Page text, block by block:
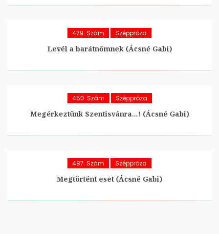
479. Szám Széppróza
Levél a barátnőmnek (Ácsné Gabi)
450. Szám Széppróza
Megérkeztünk Szentisvánra…! (Ácsné Gabi)
487. Szám Széppróza
Megtörtént eset (Ácsné Gabi)